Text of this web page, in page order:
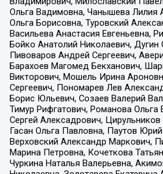
Ольга Вадимовна, Чанышева Лилия
Ольга Борисовна, Туровский
Васильева Анастасия Евгеньевна,
Бойко Анатолий Николаевич, Дугин
Пивоваров Андрей Сергеевич,
Барахоев Магомед Бекханович,
Викторович, Мошель Ирина
Сергеевич, Пономарев Лев
Борис Юльевич, Созаев Валерий
Тимур Рифгатович, Романова Ольга
Сергей Алексадрович,
Гасан Ольга Павловна, Паутов
Верховский Александр Маркович,
Марина Петровна, Кочеткова
Чуркина Наталья Валерьевна,